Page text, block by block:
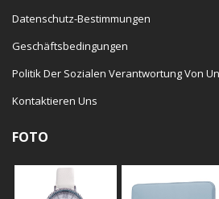
Datenschutz-Bestimmungen
Geschäftsbedingungen
Politik Der Sozialen Verantwortung Von
Kontaktieren Uns
FOTO